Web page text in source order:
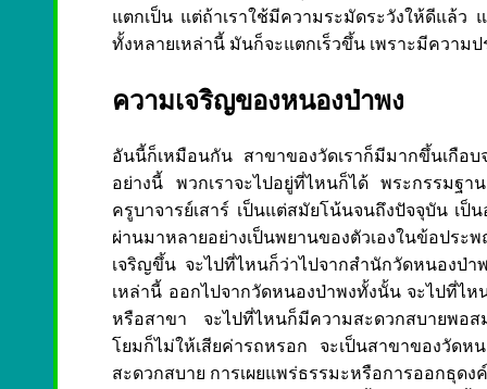
แตกเป็น แต่ถ้าเราใช้มีความระมัดระวังให้ดีแล้ว
ทั้งหลายเหล่านี้ มันก็จะแตกเร็วขึ้น เพราะมีความ
ความเจริญของหนองป่าพง
อันนี้ก็เหมือนกัน สาขาของวัดเราก็มีมากขึ้นเกือ
อย่างนี้ พวกเราจะไปอยู่ที่ไหนก็ได้ พระกรรมฐ
ครูบาจารย์เสาร์ เป็นแต่สมัยโน้นจนถึงปัจจุบัน เ
ผ่านมาหลายอย่างเป็นพยานของตัวเองในข้อปร
เจริญขึ้น จะไปที่ไหนก็ว่าไปจากสำนักวัดหนองป่
เหล่านี้ ออกไปจากวัดหนองป่าพงทั้งนั้น จะไปที่ไ
หรือสาขา จะไปที่ไหนก็มีความสะดวกสบายพอส
โยมก็ไม่ให้เสียค่ารถหรอก จะเป็นสาขาของวัด
สะดวกสบาย การเผยแพร่ธรรมะหรือการออกธุดง